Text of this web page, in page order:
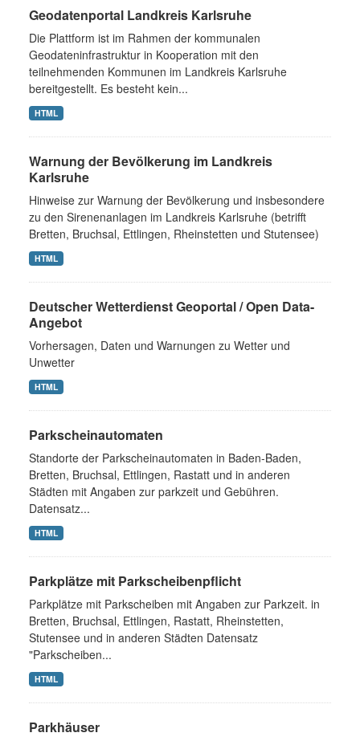
Geodatenportal Landkreis Karlsruhe
Die Plattform ist im Rahmen der kommunalen
Geodateninfrastruktur in Kooperation mit den
teilnehmenden Kommunen im Landkreis Karlsruhe
bereitgestellt. Es besteht kein...
HTML
Warnung der Bevölkerung im Landkreis
Karlsruhe
Hinweise zur Warnung der Bevölkerung und insbesondere
zu den Sirenenanlagen im Landkreis Karlsruhe (betrifft
Bretten, Bruchsal, Ettlingen, Rheinstetten und Stutensee)
HTML
Deutscher Wetterdienst Geoportal / Open Data-
Angebot
Vorhersagen, Daten und Warnungen zu Wetter und
Unwetter
HTML
Parkscheinautomaten
Standorte der Parkscheinautomaten in Baden-Baden,
Bretten, Bruchsal, Ettlingen, Rastatt und in anderen
Städten mit Angaben zur parkzeit und Gebühren.
Datensatz...
HTML
Parkplätze mit Parkscheibenpflicht
Parkplätze mit Parkscheiben mit Angaben zur Parkzeit. in
Bretten, Bruchsal, Ettlingen, Rastatt, Rheinstetten,
Stutensee und in anderen Städten Datensatz
"Parkscheiben...
HTML
Parkhäuser